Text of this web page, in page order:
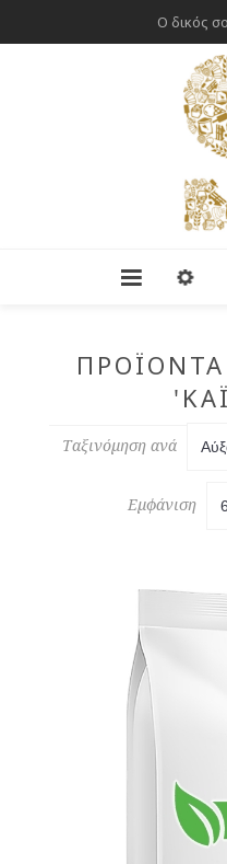
Ο δικός
Ταξινόμηση ανά
Εμφάνιση